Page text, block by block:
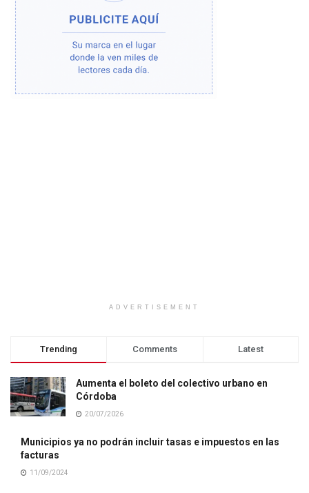
ADVERTISEMENT
Trending Comments Latest
Aumenta el boleto del colectivo urbano en
Córdoba
20/07/2026
Municipios ya no podrán incluir tasas e impuestos en las
facturas
11/09/2024